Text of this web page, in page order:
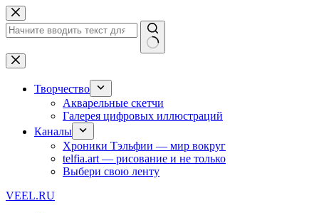
Перейти
к
сути
Ничего
не
найденоТворчество
Акварельные скетчи
Галерея цифровых иллюстраций
Каналы
Хроники Тэльфии — мир вокруг
telfia.art — рисование и не только
Выбери свою ленту
VEEL.RU